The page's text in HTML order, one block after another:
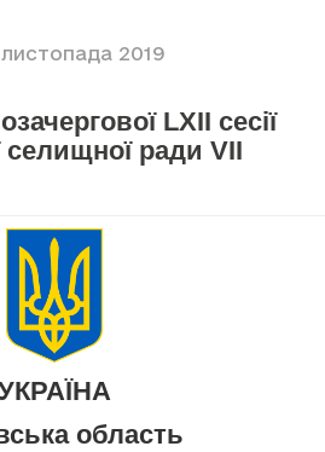
2019
LXII сесії
ради VII
область